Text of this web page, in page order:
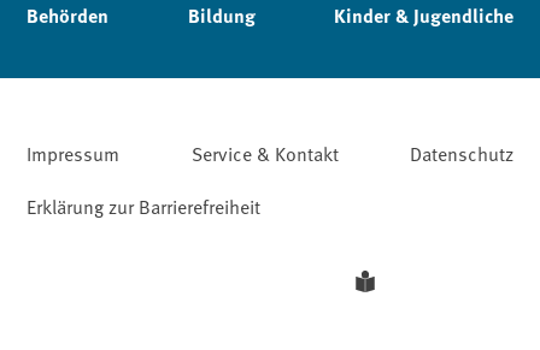
Behörden Bildung Kinder & Jugendliche
Impressum Service & Kontakt
Datenschutz
Erklärung zur Barrierefreiheit